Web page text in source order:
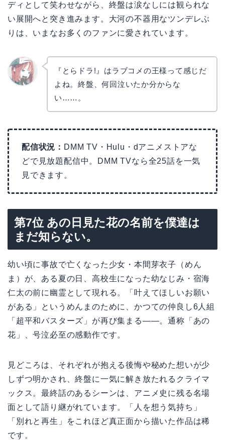
ディとして笑わせながら、終盤は涙なしには観られな
い展開へと突き進みます。大河の不器用なツンデレぶ
りは、いまなお多くのファンに愛されています。
『とらドラ!』はラブコメの王様って感じだ
よね。終盤、何回泣いたか分からな
い……。
配信状況： DMM TV・Hulu・dアニメストアな
どで見放題配信中。DMM TVなら全25話を一気
見できます。
第7位 あの日見た花の名前を僕達は
まだ知らない。
幼い頃に事故で亡くなった少女・本間芽衣子（めん
ま）が、ある夏の日、高校生になった幼なじみ・宿海
仁太の前に幽霊として現れる。「叶えてほしいお願い
がある」というめんまのために、かつての仲良し6人組
「超平和バスターズ」が再び集まる——。通称「あの
花」、号泣必至の感動作です。
見どころは、それぞれが抱える後悔や秘めた想いが少
しずつ明かされ、終盤に一気に解き放たれるクライマ
ックス。最終話のあるシーンは、アニメ史に残る名場
面として語り継がれています。「人を想う気持ち」
「別れと再生」をこれほど真正面から描いた作品は稀
です。